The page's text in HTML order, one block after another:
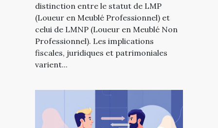
distinction entre le statut de LMP
(Loueur en Meublé Professionnel) et
celui de LMNP (Loueur en Meublé Non
Professionnel). Les implications
fiscales, juridiques et patrimoniales
varient...